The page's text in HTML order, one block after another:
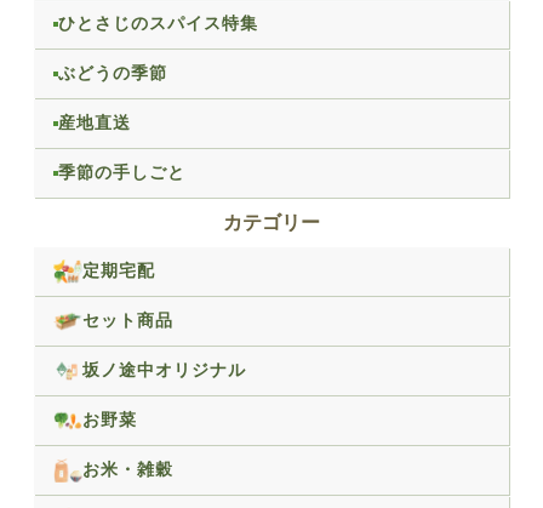
ひとさじのスパイス特集
ぶどうの季節
産地直送
季節の手しごと
カテゴリー
定期宅配
セット商品
坂ノ途中オリジナル
お野菜
お米・雑穀